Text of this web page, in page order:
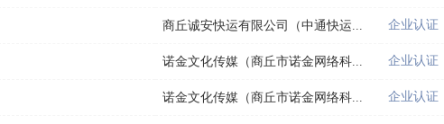
商丘诚安快运有限公司（中通快运... 企业认证
诺金文化传媒（商丘市诺金网络科... 企业认证
诺金文化传媒（商丘市诺金网络科... 企业认证